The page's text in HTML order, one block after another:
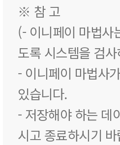
※ 참 고
(- 이니페이 마법사
도록 시스템을 검
- 이니페이 마법사
있습니다.
- 저장해야 하는 데
시고 종료하시기